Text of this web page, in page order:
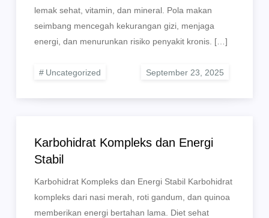
lemak sehat, vitamin, dan mineral. Pola makan
seimbang mencegah kekurangan gizi, menjaga
energi, dan menurunkan risiko penyakit kronis. […]
Uncategorized
Karbohidrat Kompleks dan Energi
Stabil
Karbohidrat Kompleks dan Energi Stabil Karbohidrat
kompleks dari nasi merah, roti gandum, dan quinoa
memberikan energi bertahan lama. Diet sehat